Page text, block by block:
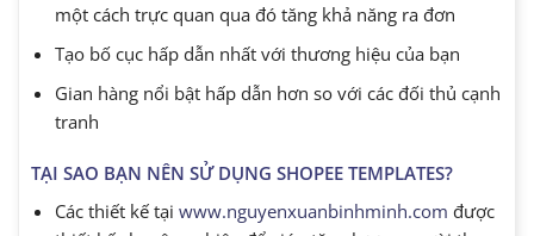
một cách trực quan qua đó tăng khả năng ra đơn
Tạo bố cục hấp dẫn nhất với thương hiệu của bạn
Gian hàng nổi bật hấp dẫn hơn so với các đối thủ cạnh
tranh
TẠI SAO BẠN NÊN SỬ DỤNG SHOPEE TEMPLATES?
Các thiết kế tại www.nguyenxuanbinhminh.com được